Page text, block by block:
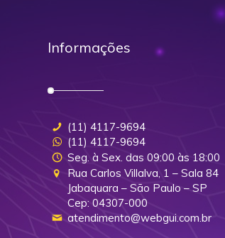
Informações
(11) 4117-9694
(11) 4117-9694
Seg. à Sex. das 09:00 às 18:00
Rua Carlos Villalva, 1 – Sala 84
Jabaquara – São Paulo – SP
Cep: 04307-000
atendimento@webgui.com.br